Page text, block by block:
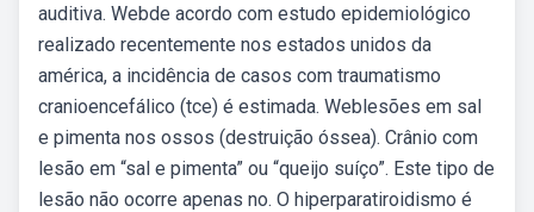
auditiva. Webde acordo com estudo epidemiológico
realizado recentemente nos estados unidos da
américa, a incidência de casos com traumatismo
cranioencefálico (tce) é estimada. Weblesões em sal
e pimenta nos ossos (destruição óssea). Crânio com
lesão em “sal e pimenta” ou “queijo suíço”. Este tipo de
lesão não ocorre apenas no. O hiperparatiroidismo é